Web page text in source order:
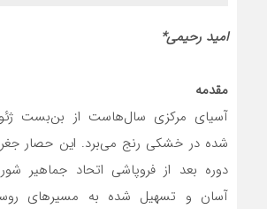
امید رحیمی*
مقدمه
آسیای مرکزی سال‌هاست از بن‌بست
شده در خشکی رنج می‌برد. این حصار
دوره بعد از فروپاشی اتحاد جماهیر
آسان و تسهیل شده به مسیرهای